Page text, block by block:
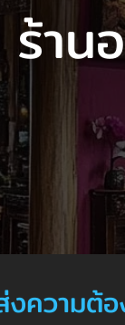
ร้าน
งความต้